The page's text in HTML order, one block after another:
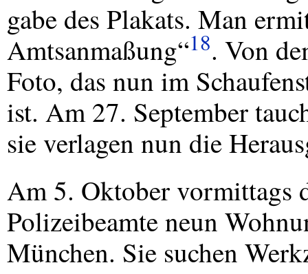
gabe des Plakats. Man
Amtsanmaßung“18. Von
Foto, das nun im
ist. Am 27. September
sie verlagen nun die
Am 5. Oktober vormittags
Polizeibeamte neun
München. Sie suchen